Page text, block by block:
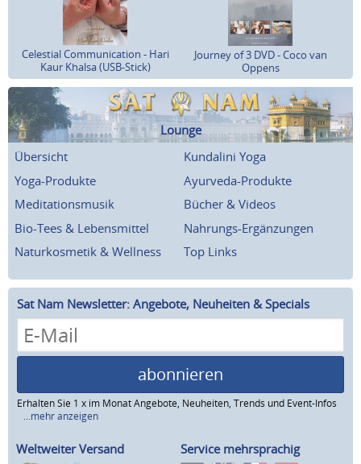
Celestial Communication - Hari
Kaur Khalsa (USB-Stick)
Journey of 3 DVD - Coco van
Oppens
Lounge
Übersicht
Kundalini Yoga
Yoga-Produkte
Ayurveda-Produkte
Meditationsmusik
Bücher & Videos
Bio-Tees & Lebensmittel
Nahrungs-Ergänzungen
Naturkosmetik & Wellness
Top Links
Sat Nam Newsletter: Angebote, Neuheiten & Specials
abonnieren
Erhalten Sie 1 x im Monat Angebote, Neuheiten, Trends und Event-Infos
...mehr anzeigen
Weltweiter Versand Service mehrsprachig